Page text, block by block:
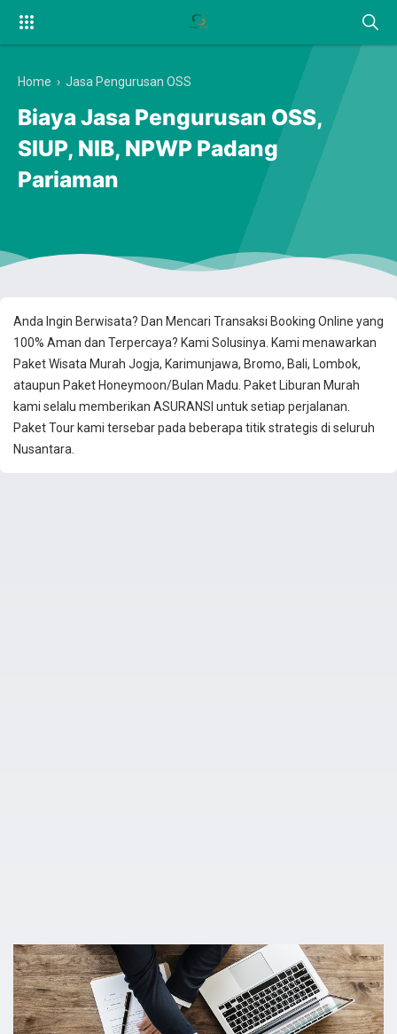
Anda Ingin Berwisata? Dan Mencari Transaksi Booking Online yang
100% Aman dan Terpercaya? Kami Solusinya. Kami menawarkan
Paket Wisata Murah Jogja, Karimunjawa, Bromo, Bali, Lombok,
ataupun Paket Honeymoon/Bulan Madu. Paket Liburan Murah
kami selalu memberikan ASURANSI untuk setiap perjalanan.
Paket Tour kami tersebar pada beberapa titik strategis di seluruh
Nusantara.
Home › Jasa Pengurusan OSS
Biaya Jasa Pengurusan OSS,
SIUP, NIB, NPWP Padang
Pariaman